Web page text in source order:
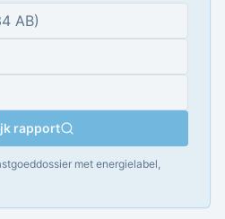
rapport
met energielabel,